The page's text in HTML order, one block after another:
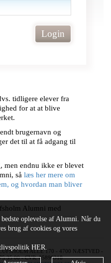
Login
tidligere elever fra
for at at blive
brugernavn og
det til at få adgang til
men endnu ikke er blevet
så læs her mere om
og hvordan man bliver
Alumni med
ALLÉ 170 - 4700 NÆSTVED -
35 00 - CVR: 85896318
oplevelse af Alumni. Når du
brug af cookies og vores
HER.